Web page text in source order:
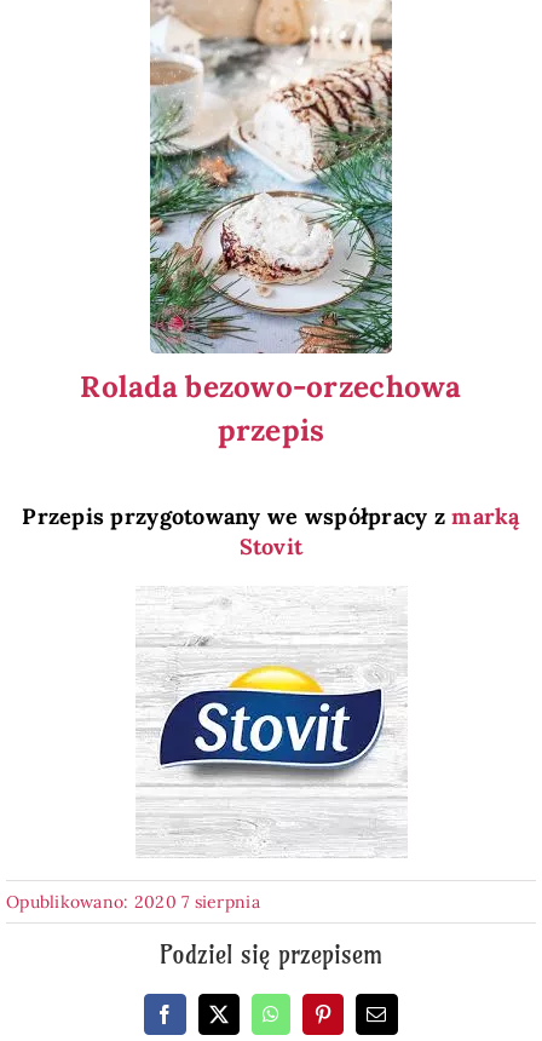
Rolada bezowo-orzechowa
przepis
Przepis przygotowany we współpracy zmarką
Stovit
Opublikowano: 2020 7 sierpnia
Podziel się przepisem